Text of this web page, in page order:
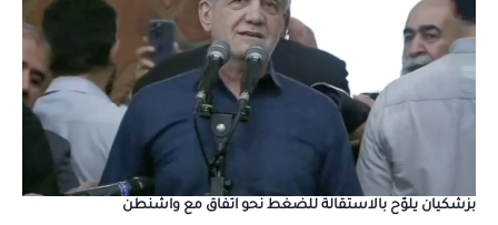
بزشكيان يلوّح بالاستقالة للضغط نحو اتفاق مع واشنطن